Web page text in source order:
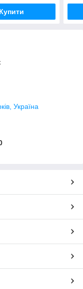
Купити
Україна